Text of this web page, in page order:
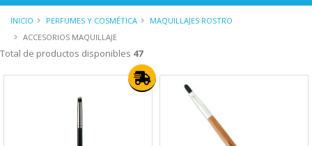
INICIO PERFUMES Y COSMÉTICA
MAQUILLAJES ROSTRO
ACCESORIOS MAQUILLAJE
Total de productos disponibles 47